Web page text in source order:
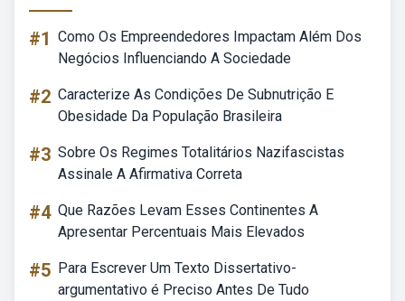
#1 Como Os Empreendedores Impactam Além Dos
Negócios Influenciando A Sociedade
#2 Caracterize As Condições De Subnutrição E
Obesidade Da População Brasileira
#3 Sobre Os Regimes Totalitários Nazifascistas
Assinale A Afirmativa Correta
#4 Que Razões Levam Esses Continentes A
Apresentar Percentuais Mais Elevados
#5 Para Escrever Um Texto Dissertativo-
argumentativo é Preciso Antes De Tudo